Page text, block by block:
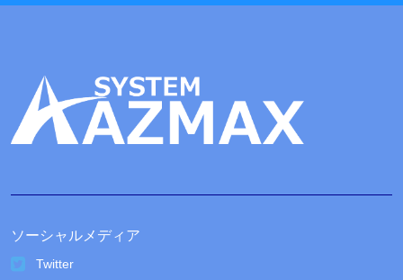
ソーシャルメディア
Twitter